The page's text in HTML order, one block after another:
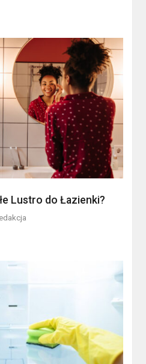
Lustro do Łazienki?